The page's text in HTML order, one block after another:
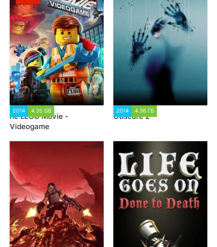
2014 4.35 GB
he LEGO Movie -
Videogame
2014 4.36 ГБ
Obscure 2